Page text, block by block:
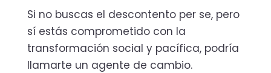
Si no buscas el descontento per se, pero
sí estás comprometido con la
transformación social y pacífica, podría
llamarte un agente de cambio.